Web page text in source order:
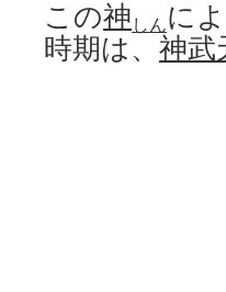
この神 しんによ
時期は、 神武